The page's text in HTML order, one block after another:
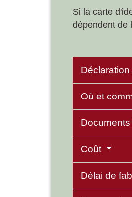
Si la carte
dépendent de
Déclaration
Où et
Coût
Délai de